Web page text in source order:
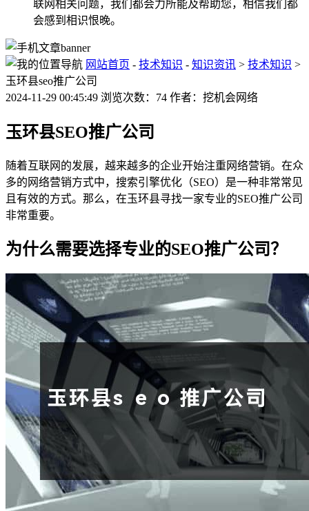
联网相关问题，我们都会力所能及帮助您，相信我们都
会感到相识恨晚。
网站首页 - 技术知识 - 知识资讯 > 技术知识 >
玉环县seo推广公司
2024-11-29 00:45:49 浏览次数：74 作者：挖机会网络
玉环县SEO推广公司
随着互联网的发展，越来越多的企业开始注重网络营销。在众
多的网络营销方式中，搜索引擎优化（SEO）是一种非常常见
且有效的方式。那么，在玉环县寻找一家专业的SEO推广公司
非常重要。
为什么需要选择专业的SEO推广公司？